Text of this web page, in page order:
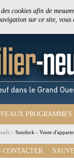
cookies afin de
sur ce site,
PROGRAMMES
> Sundeck - Vente
CONTACTER